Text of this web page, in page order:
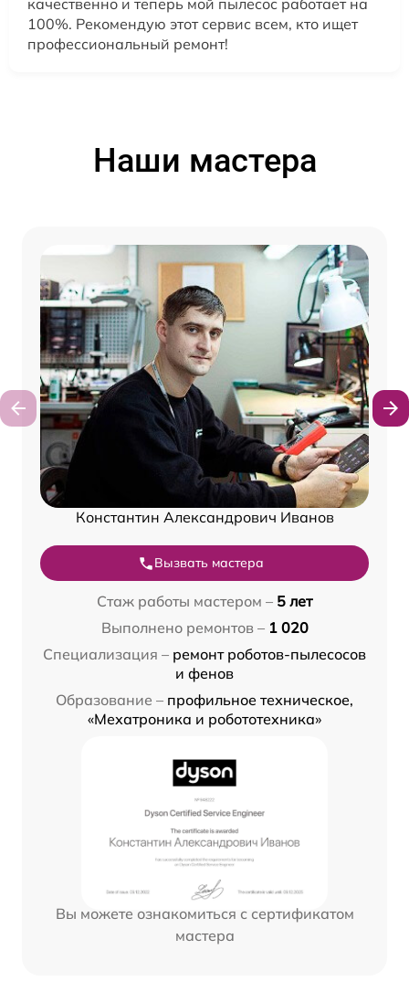
качественно и теперь мой пылесос работает на
100%. Рекомендую этот сервис всем, кто ищет
профессиональный ремонт!
Наши мастера
Константин Александрович Иванов
Вызвать мастера
Стаж работы мастером – 5 лет
Выполнено ремонтов – 1 020
Специализация – ремонт роботов-пылесосов
и фенов
Образование – профильное техническое,
«Мехатроника и робототехника»
Вы можете ознакомиться с сертификатом
мастера